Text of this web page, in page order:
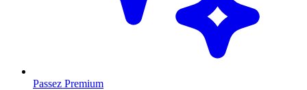
Passez Premium